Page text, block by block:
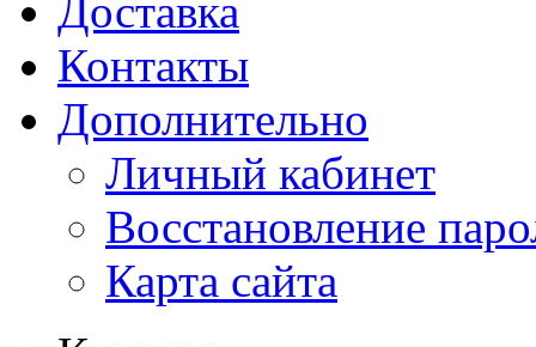
Доставка
Контакты
Дополнительно
Личный кабинет
Восстановление
Карта сайта